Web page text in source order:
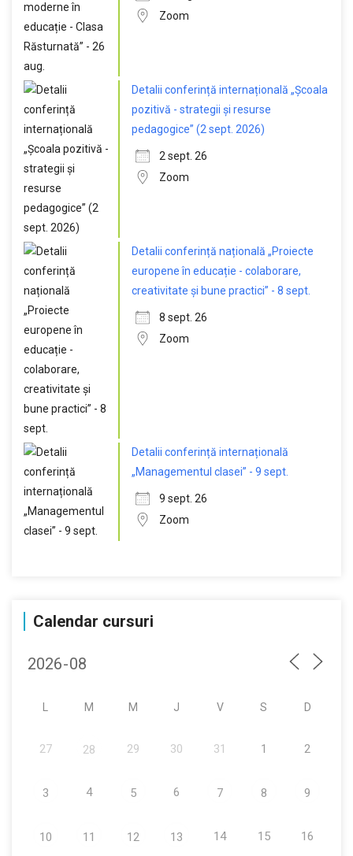
Zoom
Detalii conferință internațională „Școala
pozitivă - strategii și resurse
pedagogice” (2 sept. 2026)
2 sept. 26
Zoom
Detalii conferință națională „Proiecte
europene în educație - colaborare,
creativitate și bune practici” - 8 sept.
8 sept. 26
Zoom
Detalii conferință internațională
„Managementul clasei” - 9 sept.
9 sept. 26
Zoom
Calendar cursuri
M M J V S D
27 28 29 30 31 1 2
3 4 5 6 7 8 9
10 11 12 13 14 15 16